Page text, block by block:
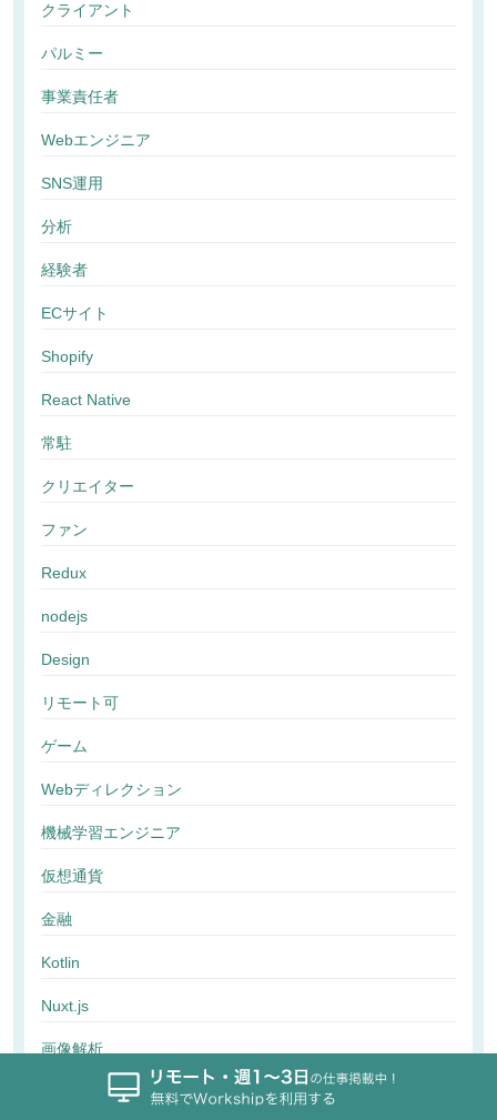
クライアント
パルミー
事業責任者
Webエンジニア
SNS運用
分析
経験者
ECサイト
Shopify
React Native
常駐
クリエイター
ファン
Redux
nodejs
Design
リモート可
ゲーム
Webディレクション
機械学習エンジニア
仮想通貨
金融
Kotlin
Nuxt.js
画像解析